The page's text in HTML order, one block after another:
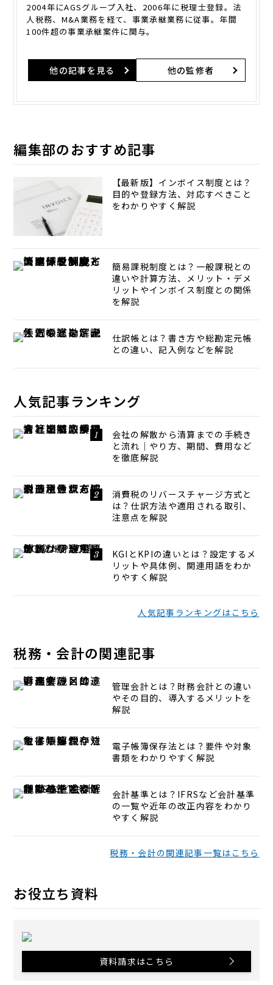
2004年にAGSグループ入社、2006年に税理士登録。法
人税務、M&A業務を経て、事業承継業務に従事。年間
100件超の事業承継案件に関与。
他の記事を見る 他の監修者
編集部のおすすめ記事
【最新版】インボイス制度とは？
目的や登録方法、対応すべきこと
をわかりやすく解説
簡易課税制度とは？一般課税との
違いや計算方法、メリット・デメ
リットやインボイス制度との関係
を解説
仕訳帳とは？書き方や総勘定元帳
との違い、記入例などを解説
人気記事ランキング
会社の解散から清算までの手続き
と流れ｜やり方、期間、費用など
を徹底解説
消費税のリバースチャージ方式と
は？仕訳方法や適用される取引、
注意点を解説
KGIとKPIの違いとは？設定するメ
リットや具体例、関連用語をわか
りやすく解説
人気記事ランキングはこちら
税務・会計の関連記事
管理会計とは？財務会計との違い
やその目的、導入するメリットを
解説
電子帳簿保存法とは？要件や対象
書類をわかりやすく解説
会計基準とは？IFRSなど会計基準
の一覧や近年の改正内容をわかり
やすく解説
税務・会計の関連記事一覧はこちら
お役立ち資料
資料請求はこちら